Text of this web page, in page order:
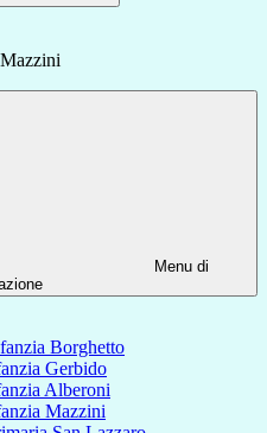
Menu di
Borghetto
Gerbido
Alberoni
Mazzini